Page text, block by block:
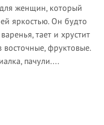
женщин, который
яркостью. Он будто
тает и хрустит
восточные, фруктовые.
пачули....